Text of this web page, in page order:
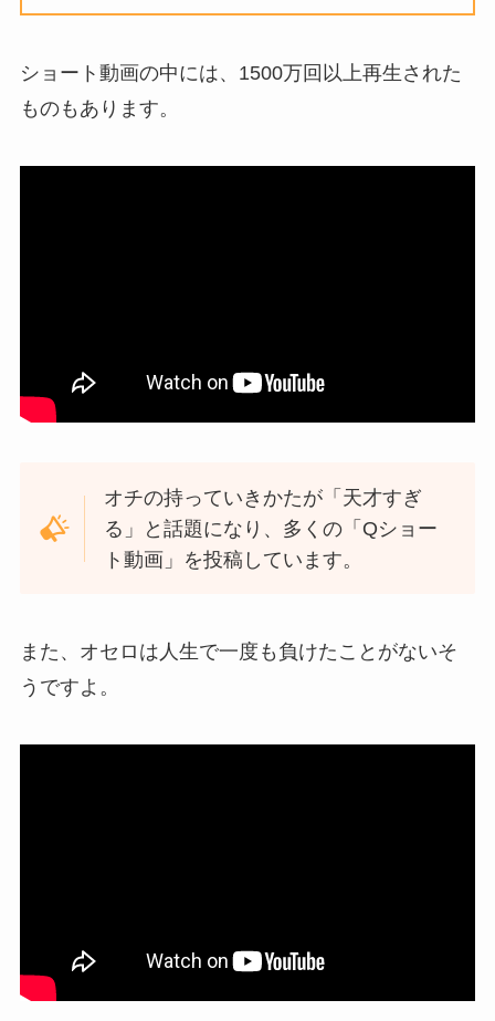
ショート動画の中には、1500万回以上再生された
ものもあります。
オチの持っていきかたが「天才すぎ
る」と話題になり、多くの「Qショー
ト動画」を投稿しています。
また、オセロは人生で一度も負けたことがないそ
うですよ。